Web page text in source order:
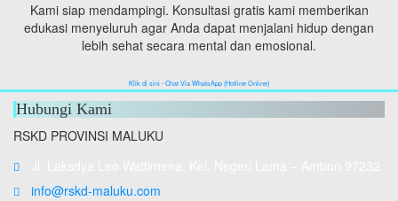
Kami siap mendampingi. Konsultasi gratis kami memberikan
edukasi menyeluruh agar Anda dapat menjalani hidup dengan
lebih sehat secara mental dan emosional.
Klik di sini - Chat Via WhatsApp (Hotline Online)
Hubungi Kami
RSKD PROVINSI MALUKU
info@rskd-maluku.com